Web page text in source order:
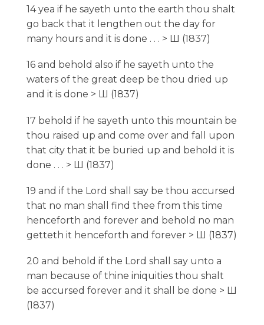
14 yea if he sayeth unto the earth thou shalt
go back that it lengthen out the day for
many hours and it is done . . . > Ш (1837)
16 and behold also if he sayeth unto the
waters of the great deep be thou dried up
and it is done > Ш (1837)
17 behold if he sayeth unto this mountain be
thou raised up and come over and fall upon
that city that it be buried up and behold it is
done . . . > Ш (1837)
19 and if the Lord shall say be thou accursed
that no man shall find thee from this time
henceforth and forever and behold no man
getteth it henceforth and forever > Ш (1837)
20 and behold if the Lord shall say unto a
man because of thine iniquities thou shalt
be accursed forever and it shall be done > Ш
(1837)